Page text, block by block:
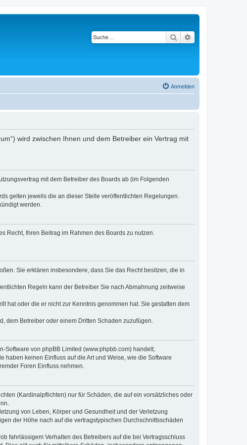
Suche
Anmelden
wird zwischen Ihnen und dem Betreiber ein Vertrag mit
mit dem Betreiber des Boards ab (im Folgenden
gelten jeweils die an dieser Stelle veröffentlichten Regelungen.
werden.
Recht, Ihren Beitrag im Rahmen des Boards zu nutzen.
Sie erklären insbesondere, dass Sie das Recht besitzen, die in
Regeln kann der Betreiber Sie nach Abmahnung zeitweise
hat oder die er nicht zur Kenntnis genommen hat. Sie gestatten dem
dem Betreiber oder einem Dritten Schaden zuzufügen.
Software von phpBB Limited (www.phpbb.com) handelt;
haben keinen Einfluss auf die Art und Weise, wie die Software
Foren Einfluss nehmen.
(Kardinalpflichten) nur für Schäden, die auf ein vorsätzliches oder
von Leben, Körper und Gesundheit und der Verletzung
der Höhe nach auf die vertragstypischen Durchschnittsschäden
fahrlässigem Verhalten des Betreibers auf die bei Vertragsschluss